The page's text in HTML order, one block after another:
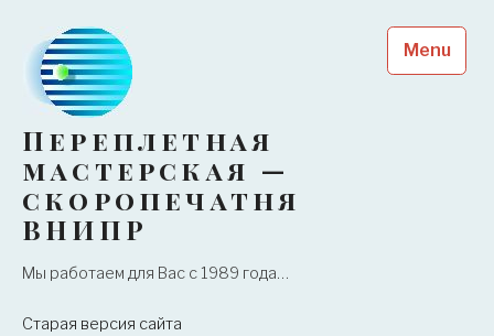
content
Переплетная
мастерская —
скоропечатня
ВНИПР
Мы работаем для Вас с 1989 года…
Старая версия сайта
Menu